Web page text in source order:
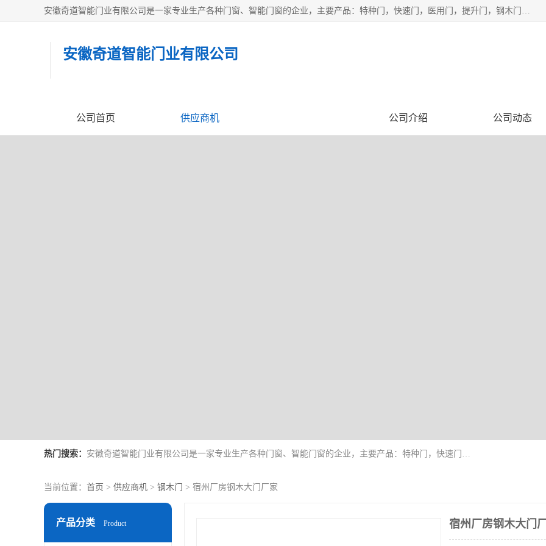
安徽奇道智能门业有限公司是一家专业生产各种门窗、智能门窗的企业，主要产品：特种门，快速门，医用门，提升门，钢木门，智能道闸，钢大门，平移门，卷帘门，保温门，钢制自由门，防火门等，欢迎前来咨询采购。
安徽奇道智能门业有限公司
公司首页 供应商机 公司介绍 公司动态
热门搜索： 安徽奇道智能门业有限公司是一家专业生产各种门窗、智能门窗的企业，主要产品：特种门，快速门，医用门，提升门，钢木门，智能道闸，钢大门，平移门，卷帘门，保温门，钢制自由门，防火门等，欢迎前来咨询采购。
当前位置： 首页 > 供应商机 > 钢木门 > 宿州厂房钢木大门厂家
产品分类 Product 宿州厂房钢木大门